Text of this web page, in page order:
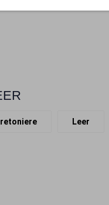
Leer